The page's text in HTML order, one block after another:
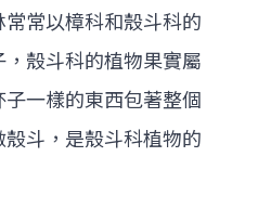
常以樟科和殼斗科的
殼斗科的植物果實屬
一樣的東西包著整個
斗，是殼斗科植物的